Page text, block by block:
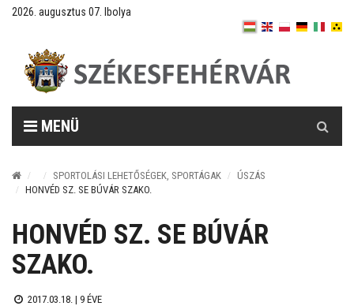
2026. augusztus 07. Ibolya
MENÜ
SPORTOLÁSI LEHETŐSÉGEK, SPORTÁGAK
ÚSZÁS
HONVÉD SZ. SE BÚVÁR SZAKO.
HONVÉD SZ. SE BÚVÁR
SZAKO.
2017.03.18. | 9 ÉVE